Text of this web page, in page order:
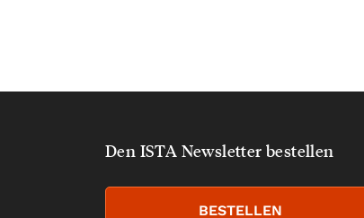
Den ISTA Newsletter bestellen
BESTELLEN